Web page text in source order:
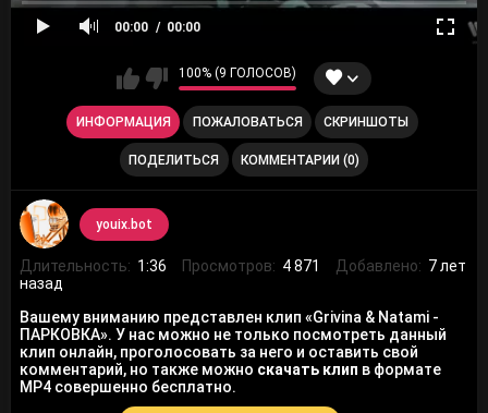
00:00 00:00
100% (9 ГОЛОСОВ)
ИНФОРМАЦИЯ ПОЖАЛОВАТЬСЯ СКРИНШОТЫ
ПОДЕЛИТЬСЯ КОММЕНТАРИИ (0)
youix.bot
Длительность: 1:36 Просмотров: 4 871 Добавлено: 7 лет
назад
Вашему вниманию представлен клип «Grivina & Natami -
ПАРКОВКА». У нас можно не только посмотреть данный
клип онлайн, проголосовать за него и оставить свой
комментарий, но также можно скачать клип в формате
MP4 совершенно бесплатно.